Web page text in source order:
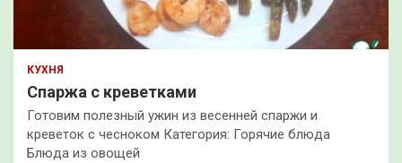
КУХНЯ
Спаржа с креветками
Готовим полезный ужин из весенней спаржи и
креветок с чесноком Категория: Горячие блюда
Блюда из овощей